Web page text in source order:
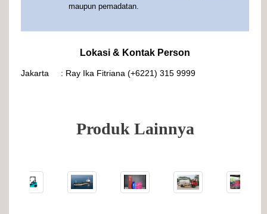
maupun pemadatan.
Lokasi & Kontak Person
Jakarta : Ray Ika Fitriana (+6221) 315 9999
Produk Lainnya